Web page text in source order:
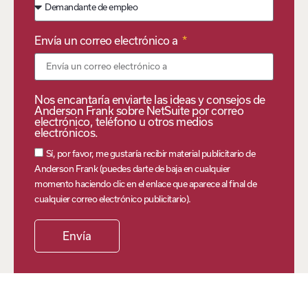
Envía un correo electrónico a
Nos encantaría enviarte las ideas y consejos de
Anderson Frank sobre NetSuite por correo
electrónico, teléfono u otros medios
electrónicos.
Sí, por favor, me gustaría recibir material publicitario de
Anderson Frank (puedes darte de baja en cualquier
momento haciendo clic en el enlace que aparece al final de
cualquier correo electrónico publicitario).
Envía